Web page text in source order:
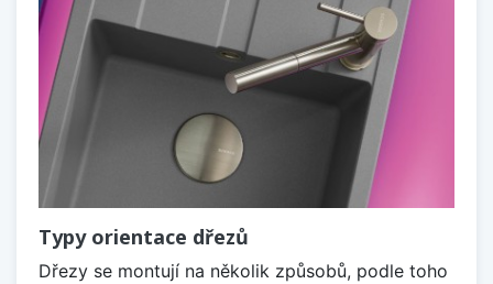
Typy orientace dřezů
Dřezy se montují na několik způsobů, podle toho